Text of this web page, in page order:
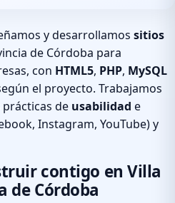
y desarrollamos sitios
de Córdoba para
con HTML5, PHP, MySQL
el proyecto. Trabajamos
de usabilidad e
Instagram, YouTube) y
contigo en Villa
de Córdoba